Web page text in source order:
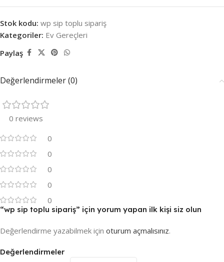
Stok kodu: wp sip toplu sipariş
Kategoriler: Ev Gereçleri
Paylaş
Değerlendirmeler (0)
0 reviews
0
0
0
0
0
Değerlendirmeler
“wp sip toplu sipariş” için yorum yapan ilk kişi siz olun
Değerlendirme yazabilmek için oturum açmalısınız.